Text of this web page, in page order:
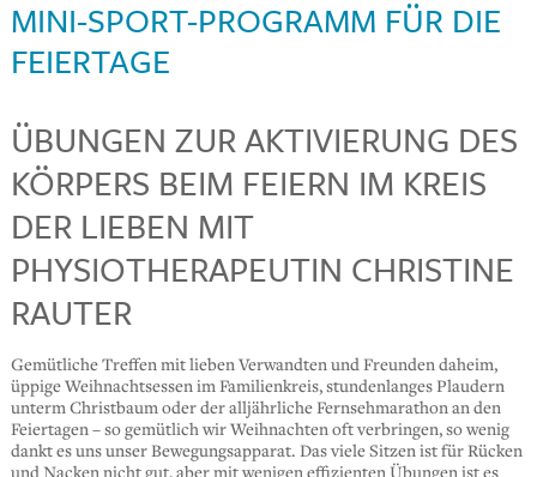
MINI-SPORT-PROGRAMM FÜR DIE
FEIERTAGE
ÜBUNGEN ZUR AKTIVIERUNG DES
KÖRPERS BEIM FEIERN IM KREIS
DER LIEBEN MIT
PHYSIOTHERAPEUTIN CHRISTINE
RAUTER
Gemütliche Treffen mit lieben Verwandten und Freunden daheim,
üppige Weihnachtsessen im Familienkreis, stundenlanges Plaudern
unterm Christbaum oder der alljährliche Fernsehmarathon an den
Feiertagen – so gemütlich wir Weihnachten oft verbringen, so wenig
dankt es uns unser Bewegungsapparat. Das viele Sitzen ist für Rücken
und Nacken nicht gut, aber mit wenigen effizienten Übungen ist es